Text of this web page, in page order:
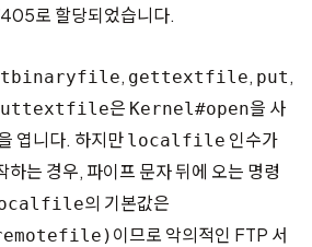
로 할당되었습니다.
, gettextfile, put ,
은 Kernel#open을 사
엽니다. 하지만 localfile 인수가
하는 경우, 파이프 문자 뒤에 오는 명령
의 기본값은
이므로 악의적인 FTP 서